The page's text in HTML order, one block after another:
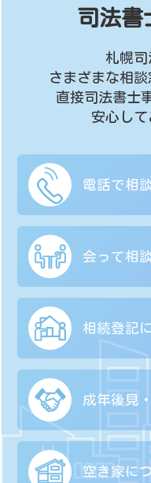
司法書
札幌司
さまざまな相談
直接司法書士
安心して
電話で相
会って相
相続登記
成年後見
空き家に